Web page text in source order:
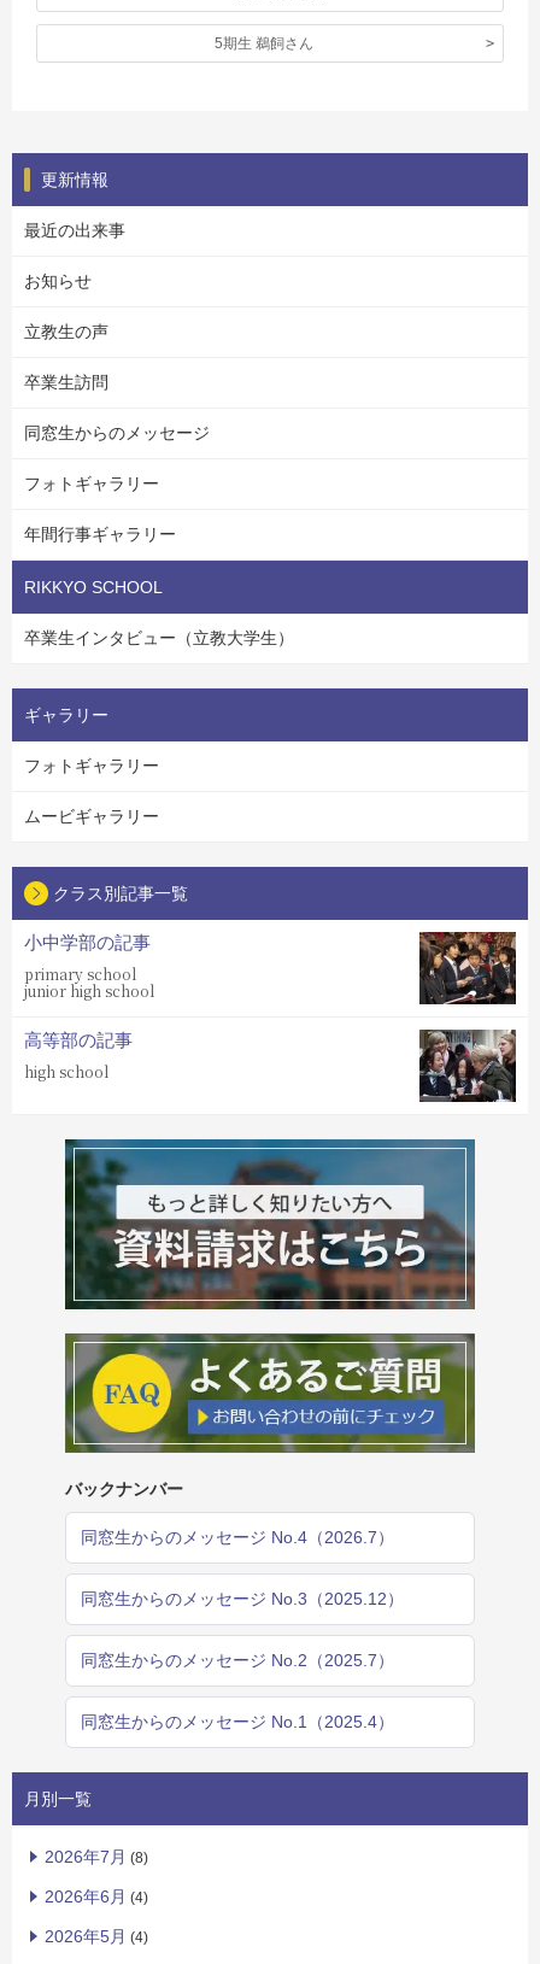
5期生 鵜飼さん
更新情報
最近の出来事
お知らせ
立教生の声
卒業生訪問
同窓生からのメッセージ
フォトギャラリー
年間行事ギャラリー
RIKKYO SCHOOL
卒業生インタビュー（立教大学生）
ギャラリー
フォトギャラリー
ムービギャラリー
クラス別記事一覧
小中学部の記事
primary school
junior high school
高等部の記事
high school
バックナンバー
同窓生からのメッセージ No.4（2026.7）
同窓生からのメッセージ No.3（2025.12）
同窓生からのメッセージ No.2（2025.7）
同窓生からのメッセージ No.1（2025.4）
月別一覧
2026年7月 (8)
2026年6月 (4)
2026年5月 (4)